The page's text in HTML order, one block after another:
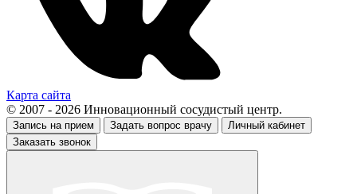
Карта сайта
© 2007 - 2026 Инновационный сосудистый центр.
Запись на прием Задать вопрос врачу
Личный кабинет
Заказать звонок